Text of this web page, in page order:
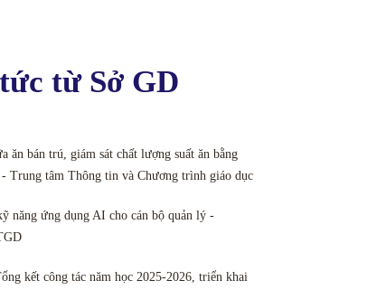
từ Sở GD
ăn bán trú, giám sát chất lượng suất ăn bằng
- Trung tâm Thông tin và Chương trình giáo dục
năng ứng dụng AI cho cán bộ quản lý -
kết công tác năm học 2025-2026, triển khai